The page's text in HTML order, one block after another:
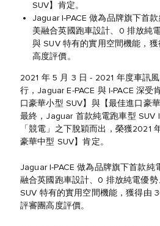
SUV】肯定。
Jaguar I-PACE 做為品牌旗下首
美融合英國跑車設計、0 排放純
與 SUV 特有的實用空間機能，
高度評價。
2021 年 5 月 3 日 - 2021 年度車訊
行，Jaguar E-PACE 與 I-PACE 深受
口豪華小型 SUV】與【最佳進口豪
最終，Jaguar 首款純電跑車型 SUV
「競電」之下脫穎而出，榮獲2021
豪華中型 SUV】肯定。
Jaguar I-PACE 做為品牌旗下首款純
融合英國跑車設計、0 排放純電優
SUV 特有的實用空間機能，獲得由
評審團高度評價。